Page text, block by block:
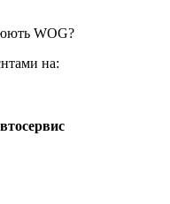
WOG?
на: